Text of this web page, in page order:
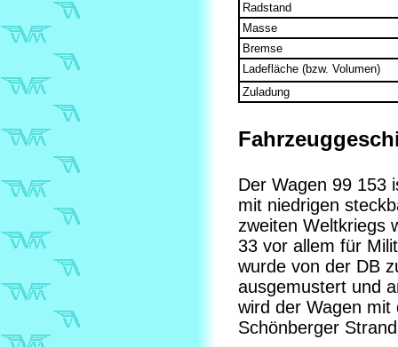
Radstand
Masse
Bremse
Ladefläche (bzw. Volumen)
Zuladung
Der Wagen 99 153
mit niedrigen
zweiten Weltkriegs
33 vor allem für
wurde von der DB
ausgemustert und
wird der Wagen
Schönberger